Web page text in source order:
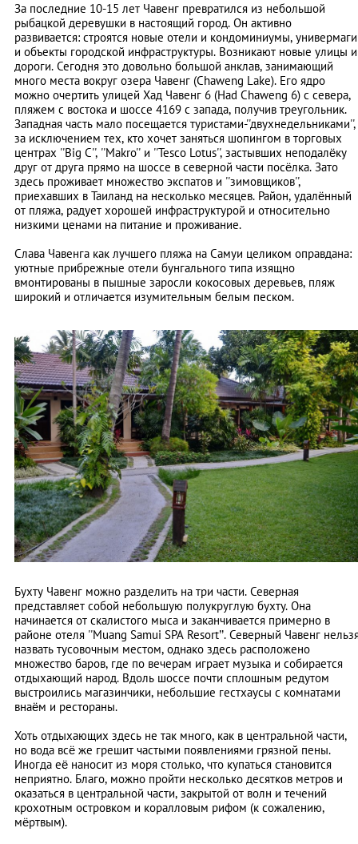
За последние 10-15 лет Чавенг превратился из небольшой
рыбацкой деревушки в настоящий город. Он активно
развивается: строятся новые отели и кондоминиумы, универмаги
и объекты городской инфраструктуры. Возникают новые улицы и
дороги. Сегодня это довольно большой анклав, занимающий
много места вокруг озера Чавенг (Chaweng Lake). Его ядро
можно очертить улицей Хад Чавенг 6 (Had Chaweng 6) с севера,
пляжем с востока и шоссе 4169 с запада, получив треугольник.
Западная часть мало посещается туристами-''двухнедельниками'',
за исключением тех, кто хочет заняться шопингом в торговых
центрах ''Big C'', ''Makro'' и ''Tesco Lotus'', застывших неподалёку
друг от друга прямо на шоссе в северной части посёлка. Зато
здесь проживает множество экспатов и ''зимовщиков'',
приехавших в Таиланд на несколько месяцев. Район, удалённый
от пляжа, радует хорошей инфраструктурой и относительно
низкими ценами на питание и проживание.
Cлава Чавенга как лучшего пляжа на Самуи целиком оправдана:
уютные прибрежные отели бунгального типа изящно
вмонтированы в пышные заросли кокосовых деревьев, пляж
широкий и отличается изумительным белым песком.
Бухту Чавенг можно разделить на три части. Северная
представляет собой небольшую полукруглую бухту. Она
начинается от скалистого мыса и заканчивается примерно в
районе отеля ''Muang Samui SPA Resort’’. Северный Чавенг
назвать тусовочным местом, однако здесь расположено
множество баров, где по вечерам играет музыка и собирается
отдыхающий народ. Вдоль шоссе почти сплошным редутом
выстроились магазинчики, небольшие гестхаусы с комнатами
внаём и рестораны.
Хоть отдыхающих здесь не так много, как в центральной части,
но вода всё же грешит частыми появлениями грязной пены.
Иногда её наносит из моря столько, что купаться становится
неприятно. Благо, можно пройти несколько десятков метров и
оказаться в центральной части, закрытой от волн и течений
крохотным островком и коралловым рифом (к сожалению,
мёртвым).